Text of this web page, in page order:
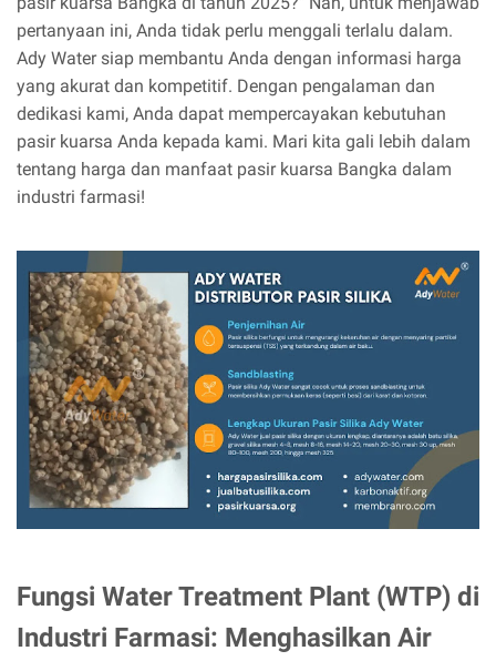
pertanyaan ini, Anda tidak perlu menggali terlalu dalam.
Ady Water siap membantu Anda dengan informasi harga
yang akurat dan kompetitif. Dengan pengalaman dan
dedikasi kami, Anda dapat mempercayakan kebutuhan
pasir kuarsa Anda kepada kami. Mari kita gali lebih dalam
tentang harga dan manfaat pasir kuarsa Bangka dalam
industri farmasi!
Fungsi Water Treatment Plant (WTP) di
Industri Farmasi: Menghasilkan Air